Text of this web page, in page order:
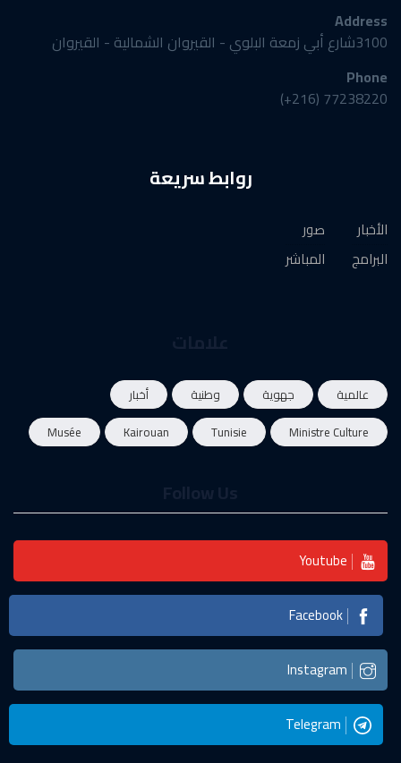
Address
3100شارع أبي زمعة البلوي - القيروان الشمالية - القيروان
Phone
77238220 (216+)
روابط سريعة
الأخبار
البرامج
صور
المباشر
عالمية جهوية وطنية
أخبار
Ministre Culture
Tunisie
Kairouan
Musée
Youtube
Facebook
Instagram
Telegram